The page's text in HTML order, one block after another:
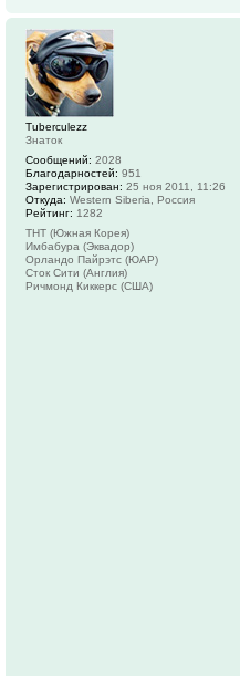
Tuberculezz
Знаток
Сообщений: 2028
Благодарностей: 951
Зарегистрирован: 25 ноя 2011, 11:26
Откуда: Western Siberia, Россия
Рейтинг: 1282
ТНТ (Южная Корея)
Имбабура (Эквадор)
Орландо Пайрэтс (ЮАР)
Сток Сити (Англия)
Ричмонд Киккерс (США)